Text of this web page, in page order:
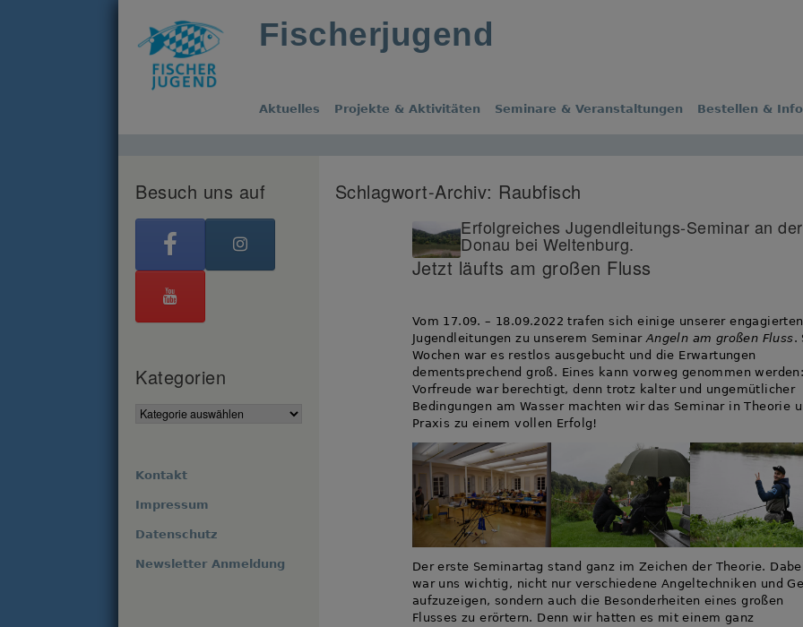
Fischerjugend
Aktuelles Projekte & Aktivitäten Seminare & Veranstaltungen Bestellen &
Schlagwort-Archiv: Raubfisch
Jetzt läufts am großen Fluss
Erfolgreiches Jugendleitungs-Seminar an der
Donau bei Weltenburg.
Vom 17.09. – 18.09.2022 trafen sich einige unserer engagierten
Jugendleitungen zu unserem Seminar Angeln am großen Fluss.
Wochen war es restlos ausgebucht und die Erwartungen
dementsprechend groß. Eines kann vorweg genommen
Vorfreude war berechtigt, denn trotz kalter und ungemütlicher
Bedingungen am Wasser machten wir das Seminar in Theorie
Praxis zu einem vollen Erfolg!
Der erste Seminartag stand ganz im Zeichen der Theorie.
war uns wichtig, nicht nur verschiedene Angeltechniken und
aufzuzeigen, sondern auch die Besonderheiten eines großen
Flusses zu erörtern. Denn wir hatten es mit einem ganz
Besuch uns auf
Kategorien
Kontakt
Impressum
Datenschutz
Newsletter Anmeldung